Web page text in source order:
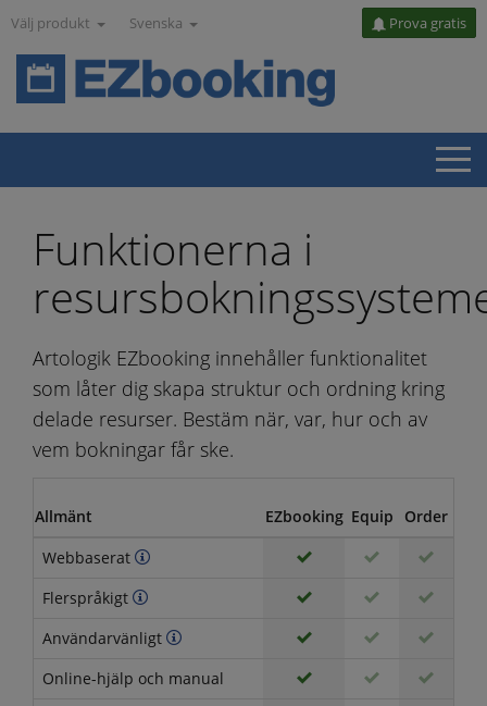
Välj produkt Svenska Prova gratis
Funktionerna i
Artologik EZbooking innehåller funktionalitet
som låter dig skapa struktur och ordning kring
delade resurser. Bestäm när, var, hur och av
vem bokningar får ske.
Allmänt EZbooking Equip Order
Webbaserat
Flerspråkigt
Användarvänligt
Online-hjälp och manual